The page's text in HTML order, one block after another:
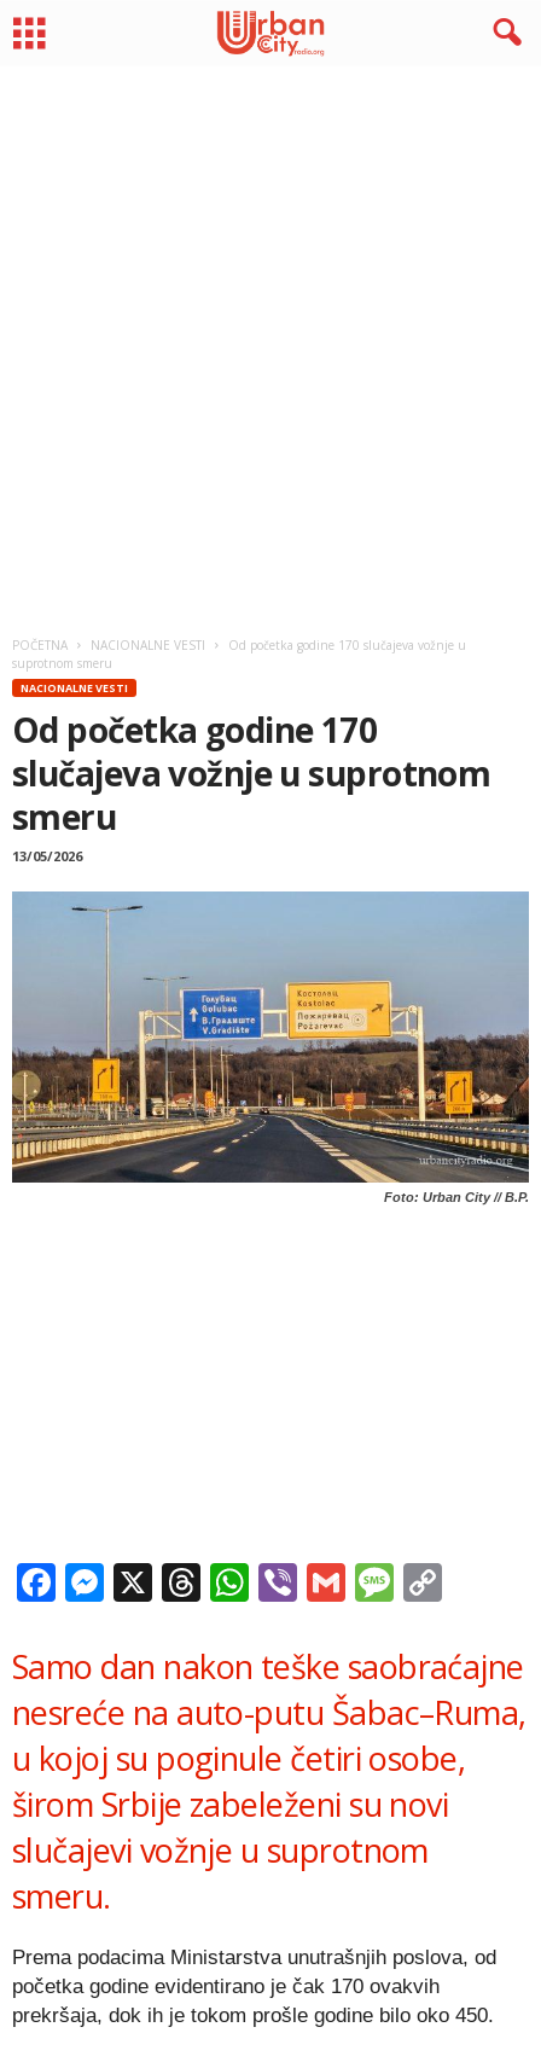
POČETNA NACIONALNE VESTI
Od početka godine 170 slučajeva vožnje u
suprotnom smeru
NACIONALNE VESTI
Od početka godine 170
slučajeva vožnje u suprotnom
smeru
13/05/2026
Foto: Urban City // B.P.
Facebook
Messenger
X Threads
WhatsApp
ViberGmail
Samo dan nakon teške saobraćajne
nesreće na auto-putu Šabac–Ruma,
u kojoj su poginule četiri osobe,
širom Srbije zabeleženi su novi
slučajevi vožnje u suprotnom
smeru.
Prema podacima Ministarstva unutrašnjih poslova, od
početka godine evidentirano je čak 170 ovakvih
prekršaja, dok ih je tokom prošle godine bilo oko 450.